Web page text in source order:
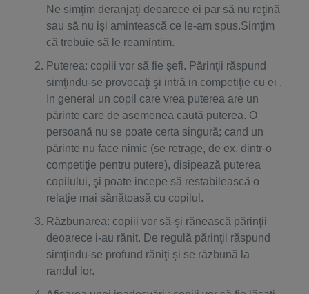
Ne simţim deranjaţi deoarece ei par să nu reţină
sau să nu işi amintească ce le-am spus.Simţim
că trebuie să le reamintim.
Puterea: copiii vor să fie şefi. Părinţii răspund
simţindu-se provocaţi şi intră in competiţie cu ei .
In general un copil care vrea puterea are un
părinte care de asemenea caută puterea. O
persoană nu se poate certa singură; cand un
părinte nu face nimic (se retrage, de ex. dintr-o
competiţie pentru putere), disipează puterea
copilului, şi poate incepe să restabilească o
relaţie mai sănătoasă cu copilul.
Răzbunarea: copiii vor să-şi rănească părinţii
deoarece i-au rănit. De regulă părinţii răspund
simţindu-se profund răniţi şi se răzbună la
randul lor.